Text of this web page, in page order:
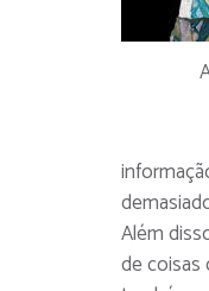
Além
de coisas